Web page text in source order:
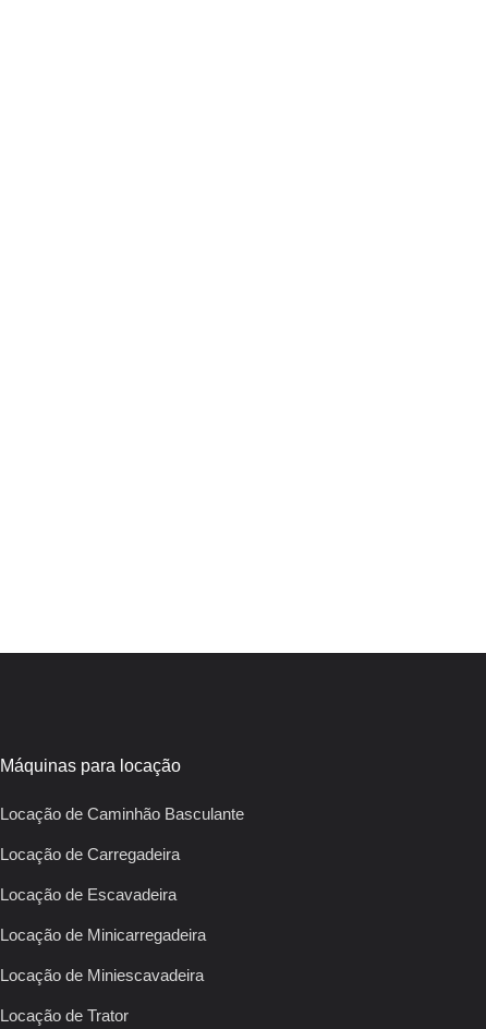
Máquinas para locação
Locação de Caminhão Basculante
Locação de Carregadeira
Locação de Escavadeira
Locação de Minicarregadeira
Locação de Miniescavadeira
Locação de Trator